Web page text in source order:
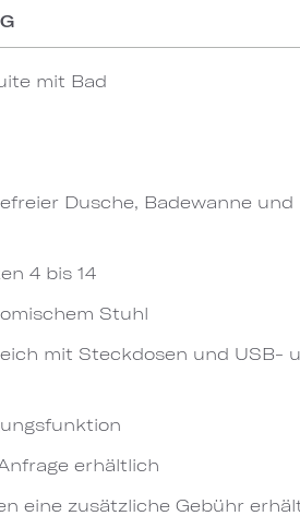
mit Bad
Dusche, Badewanne und
4 bis 14
Stuhl
mit Steckdosen und USB-
erhältlich
eine zusätzliche Gebühr